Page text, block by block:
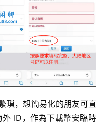
瑣，想簡易化的朋友可直
ID，作為下載幣安臨時